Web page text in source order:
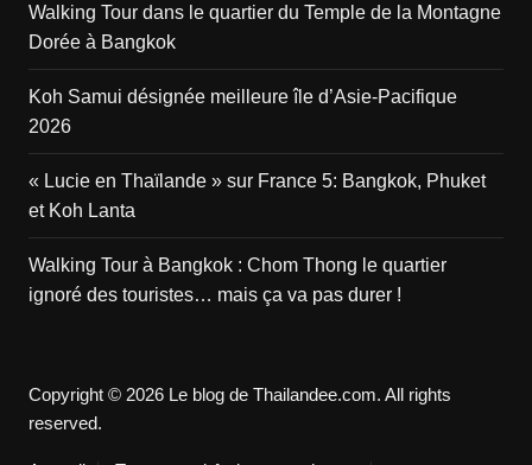
Walking Tour dans le quartier du Temple de la Montagne
Dorée à Bangkok
Koh Samui désignée meilleure île d’Asie-Pacifique
2026
« Lucie en Thaïlande » sur France 5: Bangkok, Phuket
et Koh Lanta
Walking Tour à Bangkok : Chom Thong le quartier
ignoré des touristes… mais ça va pas durer !
Copyright © 2026 Le blog de Thailandee.com. All rights
reserved.